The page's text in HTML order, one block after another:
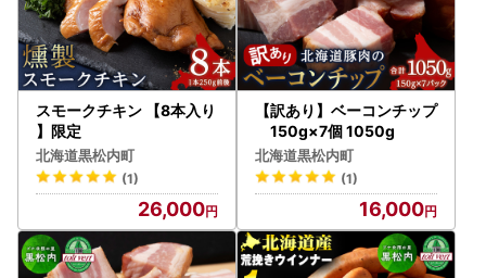
スモークチキン 【8本入り
】限定
北海道黒松内町
(1)
26,000
【訳あり】ベーコンチップ
150g×7個 1050g
北海道黒松内町
(1)
16,000